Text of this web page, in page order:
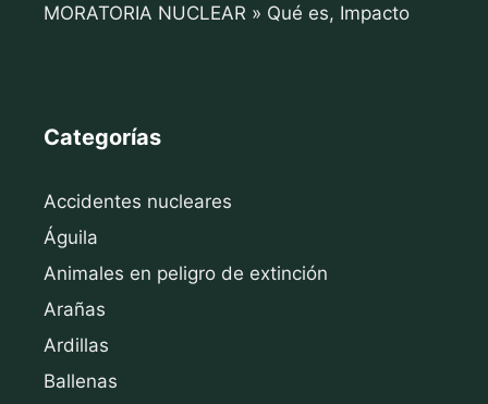
MORATORIA NUCLEAR » Qué es, Impacto
Categorías
Accidentes nucleares
Águila
Animales en peligro de extinción
Arañas
Ardillas
Ballenas